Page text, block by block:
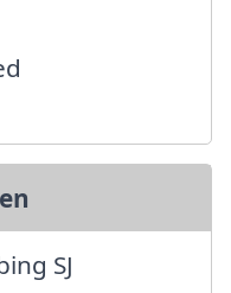
SJ